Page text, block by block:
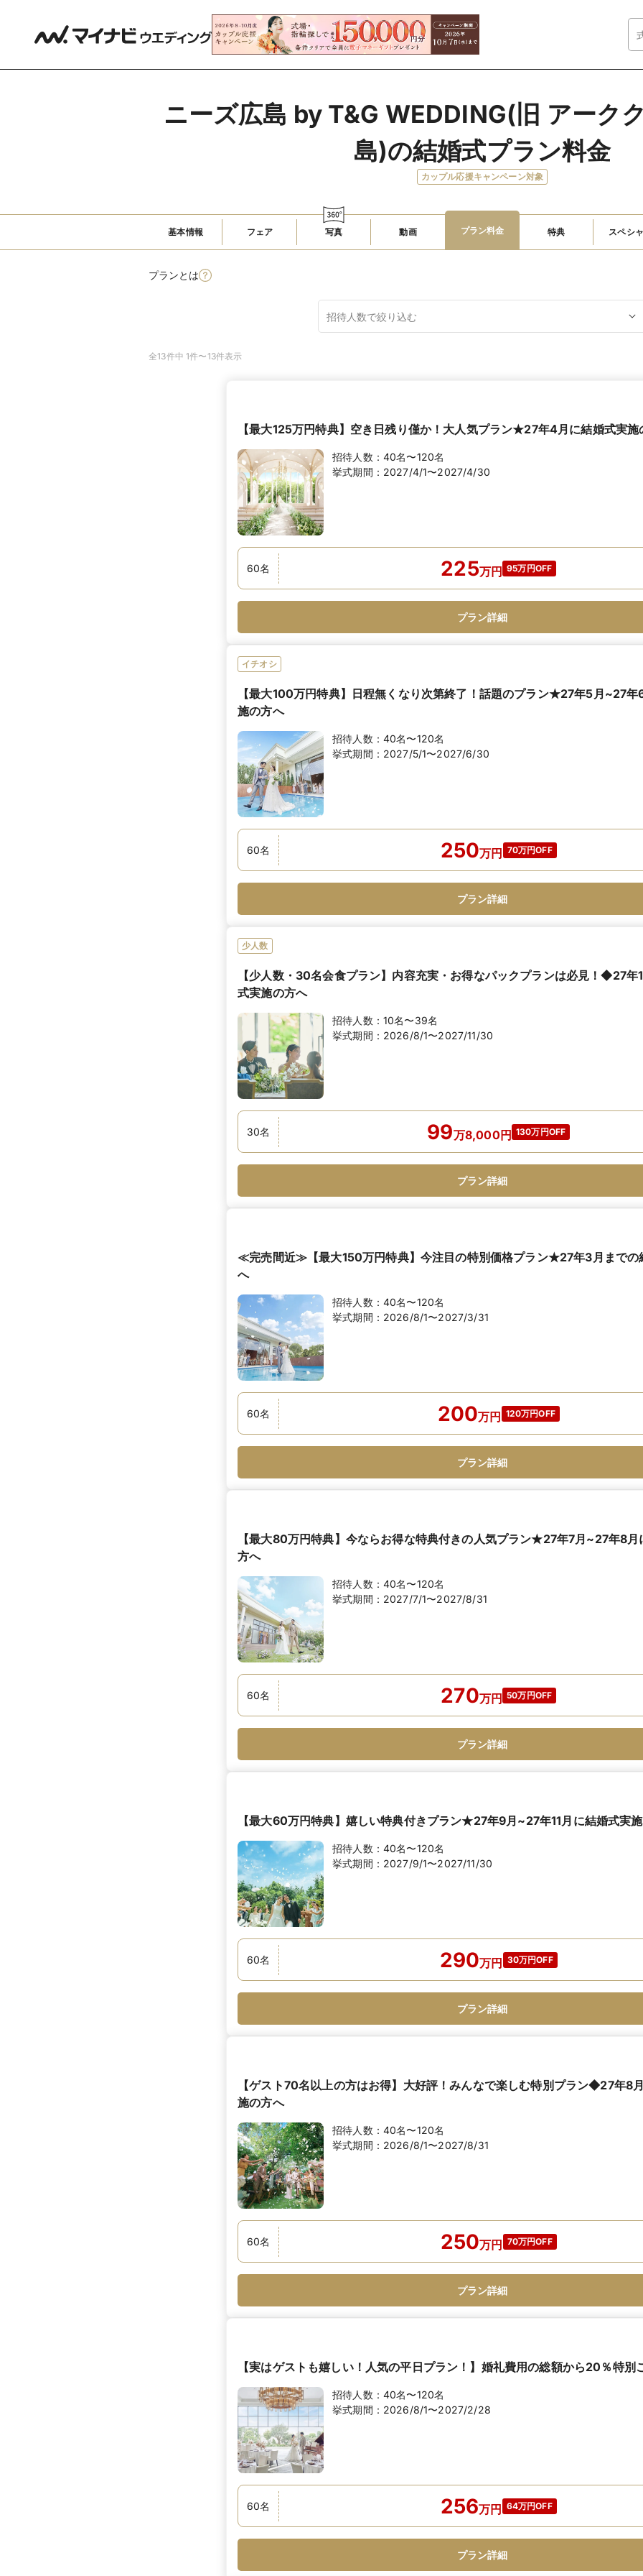
ニーズ広島 by T&G WEDDING(旧 アーク
島)の結婚式プラン料金
カップル応援キャンペーン対象
基本情報 フェア 写真 動画 プラン料金 特典 スペシ
プランとは
全13件中 1件〜13件表示
【最大125万円特典】空き日残り僅か！大人気プラン★27年4月に結婚式実施
招待人数： 40名〜120名
挙式期間： 2027/4/1〜2027/4/30
60名 225万円 95万円OFF
プラン詳細
イチオシ
【最大100万円特典】日程無くなり次第終了！話題のプラン★27年5月~27年
施の方へ
招待人数： 40名〜120名
挙式期間： 2027/5/1〜2027/6/30
60名 250万円 70万円OFF
プラン詳細
少人数
【少人数・30名会食プラン】内容充実・お得なパックプランは必見！◆27年
式実施の方へ
招待人数： 10名〜39名
挙式期間： 2026/8/1〜2027/11/30
30名 99万8,000円 130万円OFF
プラン詳細
≪完売間近≫【最大150万円特典】今注目の特別価格プラン★27年3月までの
へ
招待人数： 40名〜120名
挙式期間： 2026/8/1〜2027/3/31
60名 200万円 120万円OFF
プラン詳細
【最大80万円特典】今ならお得な特典付きの人気プラン★27年7月~27年8月
方へ
招待人数： 40名〜120名
挙式期間： 2027/7/1〜2027/8/31
60名 270万円 50万円OFF
プラン詳細
【最大60万円特典】嬉しい特典付きプラン★27年9月~27年11月に結婚式実
招待人数： 40名〜120名
挙式期間： 2027/9/1〜2027/11/30
60名 290万円 30万円OFF
プラン詳細
【ゲスト70名以上の方はお得】大好評！みんなで楽しむ特別プラン◆27年8
施の方へ
招待人数： 40名〜120名
挙式期間： 2026/8/1〜2027/8/31
60名 250万円 70万円OFF
プラン詳細
【実はゲストも嬉しい！人気の平日プラン！】婚礼費用の総額から20％特別
招待人数： 40名〜120名
挙式期間： 2026/8/1〜2027/2/28
60名 256万円 64万円OFF
プラン詳細